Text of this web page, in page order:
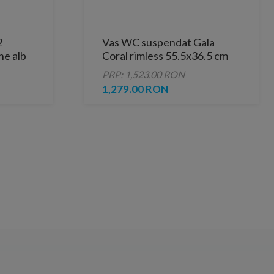
alb
Vas WC suspendat Gala
Coral rimless 55.5x36.5 cm
PRP: 1,523.00 RON
1,279.00 RON